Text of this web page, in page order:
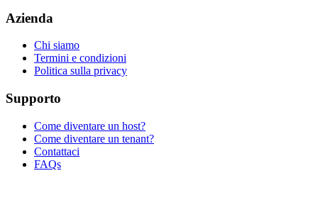
Azienda
Chi siamo
Termini e condizioni
Politica sulla privacy
Supporto
Come diventare un host?
Come diventare un tenant?
Contattaci
FAQs